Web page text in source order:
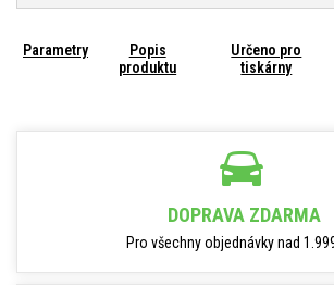
Parametry
Popis
produktu
Určeno pro
tiskárny
DOPRAVA ZDARMA
Pro všechny objednávky nad